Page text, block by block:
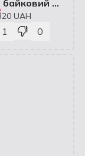
Теплий байковий комплект для новонароджених:розпашонка,повзунки,шапочка Ведмежата
UAH
1 0